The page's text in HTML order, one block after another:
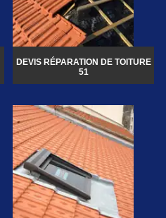
DEVIS RÉPARATION DE TOITURE
51